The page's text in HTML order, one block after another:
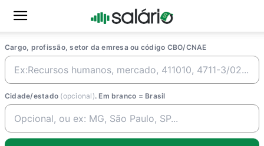
Cargo, profissão, setor da emresa ou código CBO/CNAE
Cidade/estado (opcional). Em branco = Brasil